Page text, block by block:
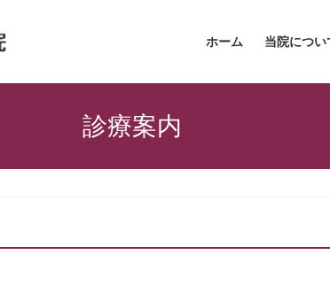
ホーム 当院につい
診療案内